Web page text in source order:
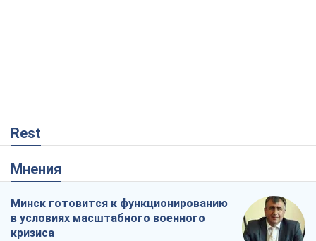
Rest
Мнения
Минск готовится к функционированию
в условиях масштабного военного
кризиса